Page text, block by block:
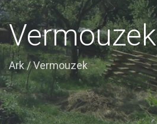
Vermouzek
Ark/Vermouzek